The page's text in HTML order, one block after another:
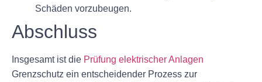
Schäden vorzubeugen.
Abschluss
Insgesamt ist die Prüfung elektrischer Anlagen
Grenzschutz ein entscheidender Prozess zur